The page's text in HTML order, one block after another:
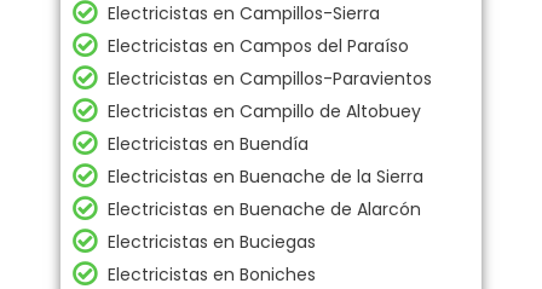
Electricistas en Campillos-Sierra
Electricistas en Campos del Paraíso
Electricistas en Campillos-Paravientos
Electricistas en Campillo de Altobuey
Electricistas en Buendía
Electricistas en Buenache de la Sierra
Electricistas en Buenache de Alarcón
Electricistas en Buciegas
Electricistas en Boniches